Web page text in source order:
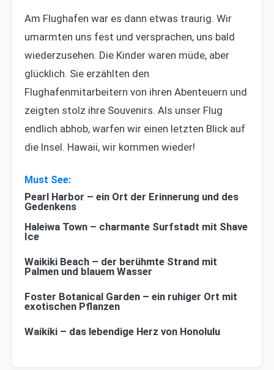
Am Flughafen war es dann etwas traurig. Wir
umarmten uns fest und versprachen, uns bald
wiederzusehen. Die Kinder waren müde, aber
glücklich. Sie erzählten den
Flughafenmitarbeitern von ihren Abenteuern und
zeigten stolz ihre Souvenirs. Als unser Flug
endlich abhob, warfen wir einen letzten Blick auf
die Insel. Hawaii, wir kommen wieder!
Pearl Harbor – ein Ort der Erinnerung und des
Gedenkens
Haleiwa Town – charmante Surfstadt mit Shave
Ice
Waikiki Beach – der berühmte Strand mit
Palmen und blauem Wasser
Foster Botanical Garden – ein ruhiger Ort mit
exotischen Pflanzen
Waikiki – das lebendige Herz von Honolulu